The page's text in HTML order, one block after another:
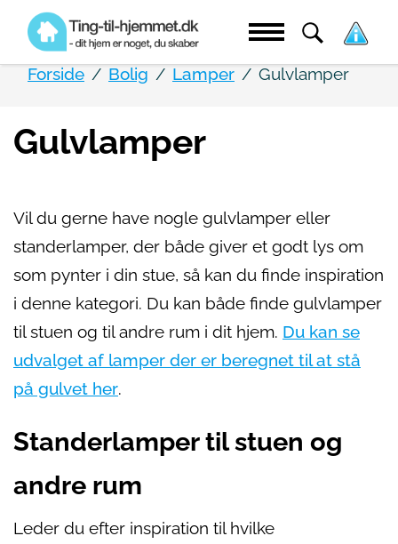
Forside Bolig Lamper Gulvlamper
Gulvlamper
Vil du gerne have nogle gulvlamper eller
standerlamper, der både giver et godt lys om
som pynter i din stue, så kan du finde inspiration
i denne kategori. Du kan både finde gulvlamper
til stuen og til andre rum i dit hjem. Du kan se
udvalget af lamper der er beregnet til at stå
på gulvet her.
Standerlamper til stuen og
andre rum
Leder du efter inspiration til hvilke